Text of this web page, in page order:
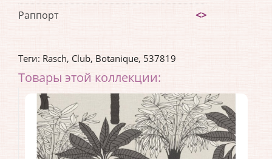
Раппорт
<>
Теги: Rasch, Club, Botanique, 537819
Товары этой коллекции: